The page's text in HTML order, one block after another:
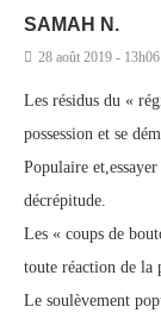
SAMAH N.
28 août 2019 - 13h06
Les résidus du «
possession et se
Populaire
décrépitude.
Les « coups de
toute réaction de la
Le soulèvement